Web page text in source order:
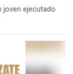
joven ejecutado